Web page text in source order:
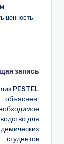
ценность.
запись
PESTEL
объяснен:
для
студентов